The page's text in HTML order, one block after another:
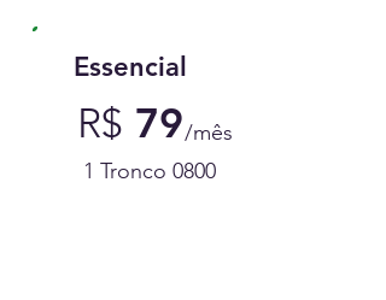
Essencial
R$ 79/mês
1 Tronco 0800